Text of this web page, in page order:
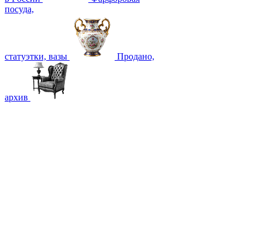
посуда,
статуэтки, вазы Продано,
архив